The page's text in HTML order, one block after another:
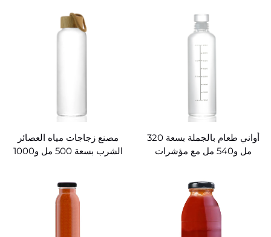
أواني طعام بالجملة بسعة 320
مل و540 مل مع مؤشرات
مصنع زجاجات مياه العصائر
الشرب بسعة 500 مل و1000